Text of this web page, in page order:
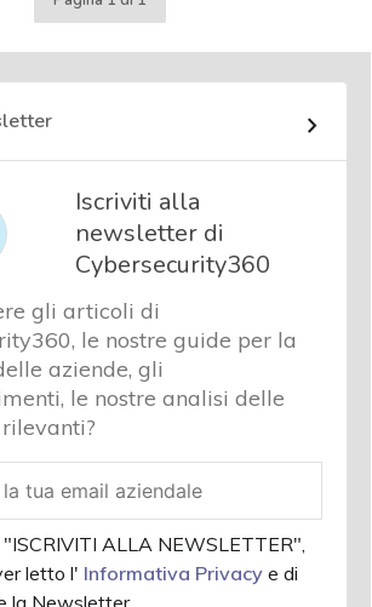
Iscriviti alla
newsletter di
Cybersecurity360
gli articoli di
le nostre guide per la
aziende, gli
le nostre analisi delle
ALLA NEWSLETTER",
letto l' Informativa Privacy e di
la Newsletter.